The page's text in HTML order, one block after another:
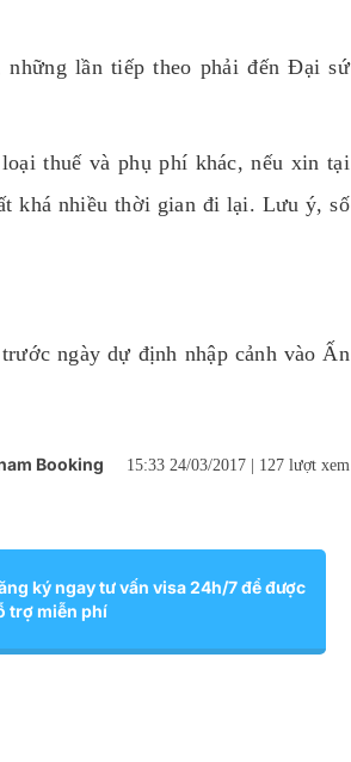
lần tiếp theo phải đến Đại sứ
thuế và phụ phí khác, nếu xin tại
khá nhiều thời gian đi lại. Lưu ý, số
ngày dự định nhập cảnh vào Ấn
Booking 15:33 24/03/2017 | 127 lượt xem
ký ngay tư vấn visa 24h/7 để được
trợ miễn phí